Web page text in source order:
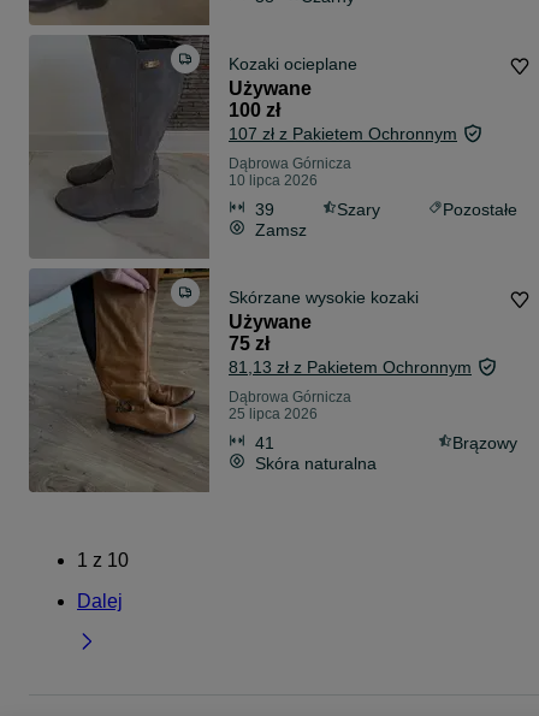
Kozaki ocieplane
Używane
100 zł
107 zł z Pakietem Ochronnym
Dąbrowa Górnicza
10 lipca 2026
39 Szary
Pozostałe
Zamsz
Skórzane wysokie kozaki
Używane
75 zł
81,13 zł z Pakietem Ochronnym
Dąbrowa Górnicza
25 lipca 2026
41
Brązowy
Skóra naturalna
1 z 10
Dalej